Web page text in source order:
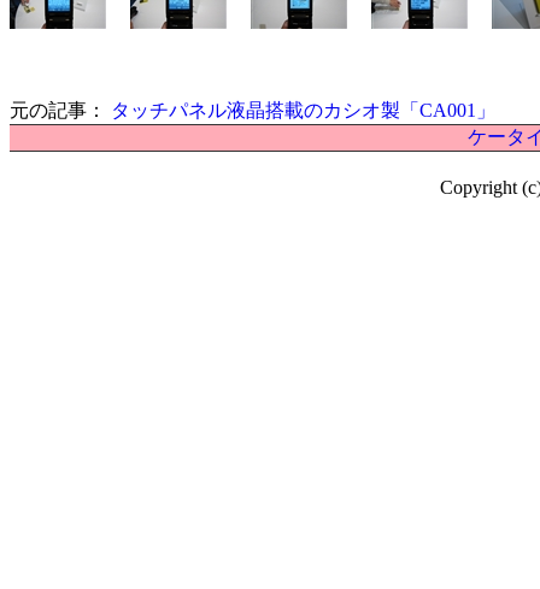
元の記事：
タッチパネル液晶搭載のカシオ製「CA001」
ケータ
Copyright